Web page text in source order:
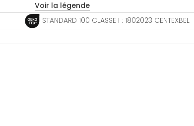
Voir la légende
STANDARD 100 CLASSE I : 1802023 CENTEXBEL